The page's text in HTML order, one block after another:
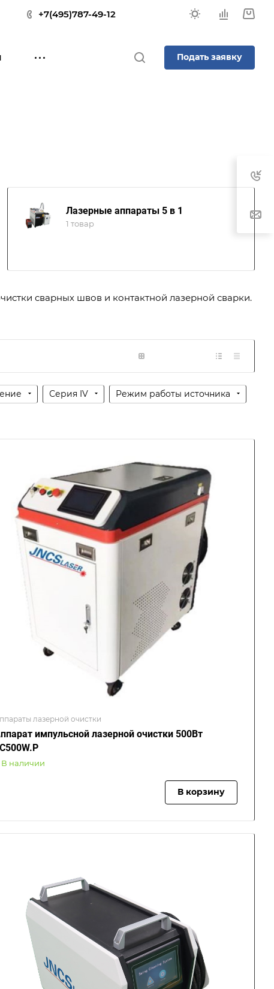
+7(495)787-49-12
Подать заявку
Лазерные аппараты 5 в 1
1 товар
сварных швов и контактной лазерной сварки.
Серия IV Режим работы источника
лазерной очистки
импульсной лазерной очистки 500Вт
В наличии
В корзину